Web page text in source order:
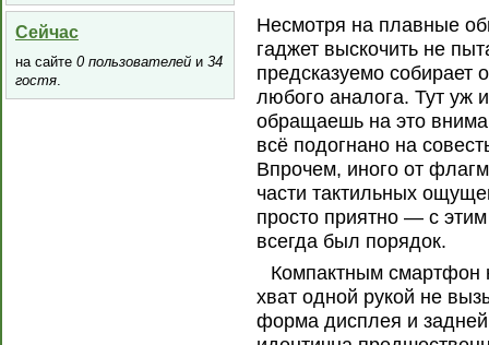
Сейчас
на сайте 0 пользователей и 34
гостя.
Несмотря на плавные
гаджет выскочить не
предсказуемо собирает
любого аналога. Тут уж
обращаешь на это
всё подогнано на
Впрочем, иного от
части тактильных
просто приятно — с
всегда был порядок.
Компактным смартфон
хват одной рукой не
форма дисплея и